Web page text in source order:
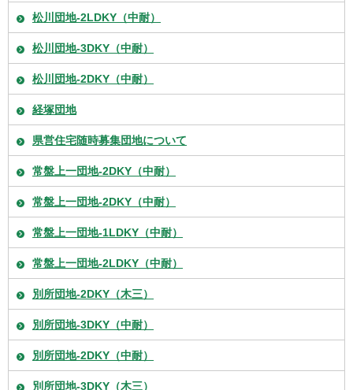
松川団地-2LDKY（中耐）
松川団地-3DKY（中耐）
松川団地-2DKY（中耐）
経塚団地
県営住宅随時募集団地について
常盤上一団地-2DKY（中耐）
常盤上一団地-2DKY（中耐）
常盤上一団地-1LDKY（中耐）
常盤上一団地-2LDKY（中耐）
別所団地-2DKY（木三）
別所団地-3DKY（中耐）
別所団地-2DKY（中耐）
別所団地-3DKY（木三）